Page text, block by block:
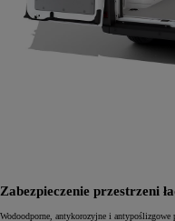
Zabezpieczenie przestrzeni
Wodoodporne, antykorozyjne i antypoślizgowe